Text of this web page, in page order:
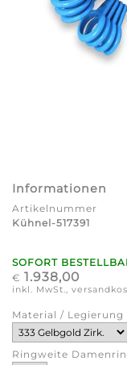
Informationen
Artikelnummer
Kühnel-517391
SOFORT
€ 1.938,00
inkl. MwSt.,
Material / Legierung
Ringweite